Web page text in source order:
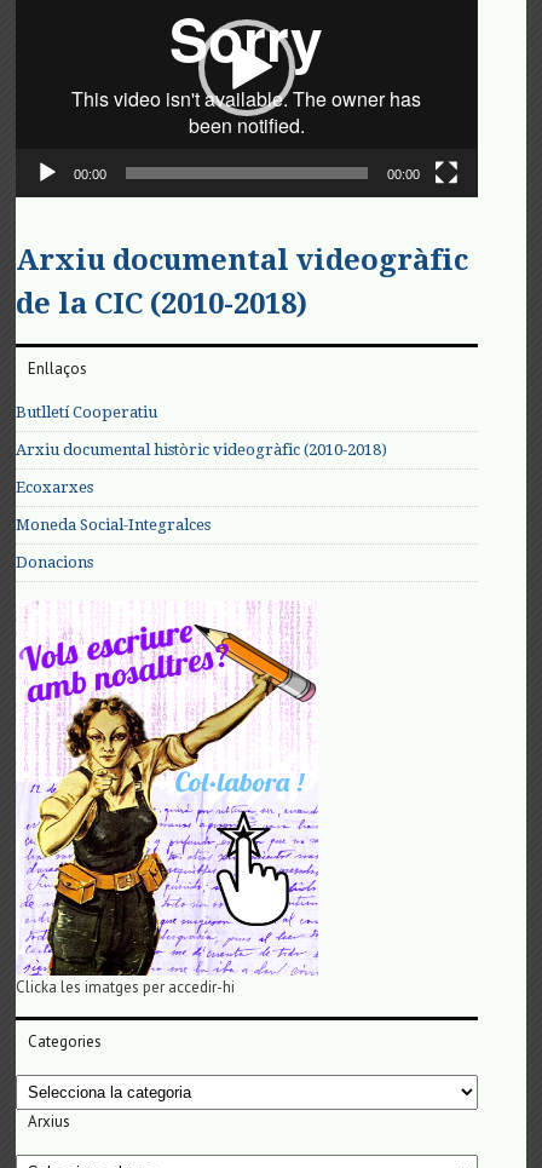
00:00 00:00
Arxiu documental videogràfic
de la CIC (2010-2018)
Enllaços
Butlletí Cooperatiu
Arxiu documental històric videogràfic (2010-2018)
Ecoxarxes
Moneda Social-Integralces
Donacions
Clicka les imatges per accedir-hi
Categories
Categories
Arxius